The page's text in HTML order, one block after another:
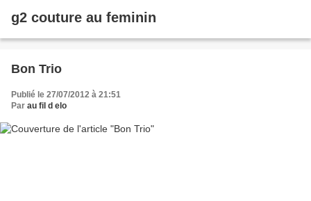
g2 couture au feminin
Bon Trio
Publié le 27/07/2012 à 21:51
Par au fil d elo